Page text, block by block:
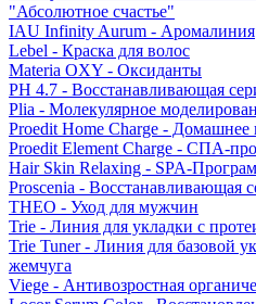
"Абсолютное счастье"
IAU Infinity Aurum - Аромалиния
Lebel - Краска для волос
Materia OXY - Оксиданты
PH 4.7 - Восстанавливающая
Plia - Молекулярное
Proedit Home Charge - Домашнее
Proedit Element Charge - СПА-
Hair Skin Relaxing - SPA-
Proscenia - Восстанавливающая
THEO - Уход для мужчин
Trie - Линия для укладки с
Trie Tuner - Линия для базовой
жемчуга
Viege - Антивозростная